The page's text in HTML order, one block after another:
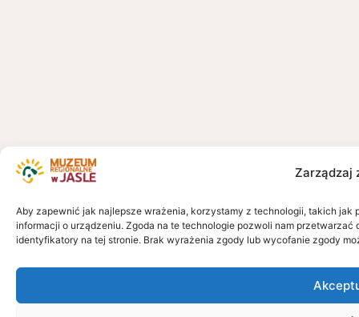
Zarządzaj
Aby zapewnić jak najlepsze wrażenia, korzystamy z technologii, takich
informacji o urządzeniu. Zgoda na te technologie pozwoli nam
identyfikatory na tej stronie. Brak wyrażenia zgody lub wycofanie zgody